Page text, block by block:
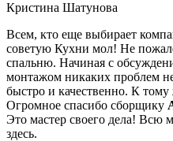
Кристина Шатунова
Всем, кто еще выбирает
советую Кухни мол! Не
спальню. Начиная с
монтажом никаких проблем
быстро и качественно. К
Огромное спасибо сборщику
Это мастер своего дела! Всю
здесь.